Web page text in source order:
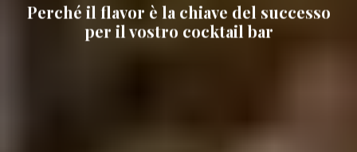
Perché il flavor è la chiave del successo
per il vostro cocktail bar